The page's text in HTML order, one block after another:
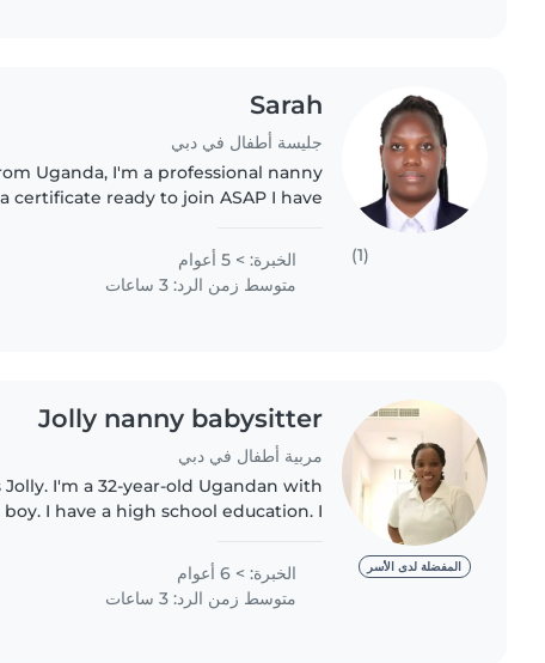
(1)
Sarah
جليسة أطفال في دبي
Uganda, I'm a professional nanny
certificate ready to join ASAP I have
plus basic house..
الخبرة: > 5 أعوام
متوسط زمن الرد: 3 ساعات
المفضلة لدى الأسر
Jolly nanny babysitter
مربية أطفال في دبي
I'm a 32-year-old Ugandan with
I have a high school education. I
housekeeper...
الخبرة: > 6 أعوام
متوسط زمن الرد: 3 ساعات